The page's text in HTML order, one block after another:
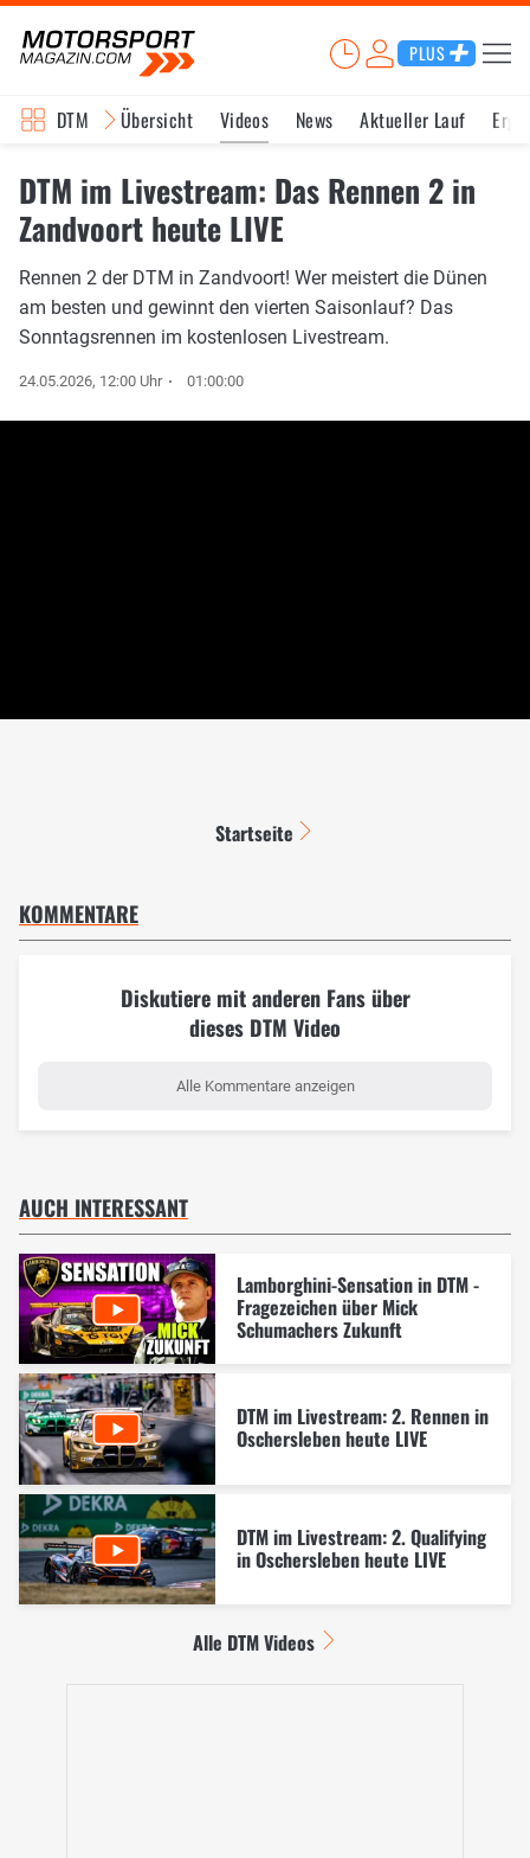
PLUS
DTM Übersicht Videos News Aktueller Lauf
DTM im Livestream: Das Rennen 2 in
Zandvoort heute LIVE
Rennen 2 der DTM in Zandvoort! Wer meistert die Dünen
am besten und gewinnt den vierten Saisonlauf? Das
Sonntagsrennen im kostenlosen Livestream.
24.05.2026, 12:00 Uhr 01:00:00
Startseite
KOMMENTARE
Diskutiere mit anderen Fans über
dieses DTM Video
Alle Kommentare anzeigen
AUCH INTERESSANT
Lamborghini-Sensation in DTM -
Fragezeichen über Mick
Schumachers Zukunft
DTM im Livestream: 2. Rennen in
Oschersleben heute LIVE
DTM im Livestream: 2. Qualifying
in Oschersleben heute LIVE
Alle DTM Videos